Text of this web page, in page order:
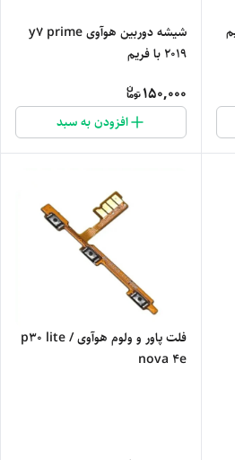
شیشه دوربین هوآوی y7 prime
2019 با فریم
150,000
افزودن به سبد
فلت پاور و ولوم هوآوی p30 lite /
nova 4e